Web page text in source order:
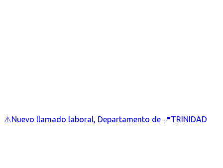
⚠️Nuevo llamado laboral, Departamento de 📍TRINIDAD